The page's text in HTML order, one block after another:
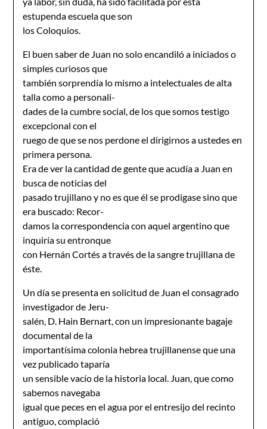
estupenda escuela que son
los Coloquios.
El buen saber de Juan no solo encandiló a iniciados o
simples curiosos que
también sorprendía lo mismo a intelectuales de alta
talla como a personali-
dades de la cumbre social, de los que somos testigo
excepcional con el
ruego de que se nos perdone el dirigirnos a ustedes en
primera persona.
Era de ver la cantidad de gente que acudía a Juan en
busca de noticias del
pasado trujillano y no es que él se prodigase sino que
era buscado: Recor-
damos la correspondencia con aquel argentino que
inquiría su entronque
con Hernán Cortés a través de la sangre trujillana de
éste.
Un día se presenta en solicitud de Juan el consagrado
investigador de Jeru-
salén, D. Hain Bernart, con un impresionante bagaje
documental de la
importantísima colonia hebrea trujillanense que una
vez publicado taparía
un sensible vacío de la historia local. Juan, que como
sabemos navegaba
igual que peces en el agua por el entresijo del recinto
antiguo, complació